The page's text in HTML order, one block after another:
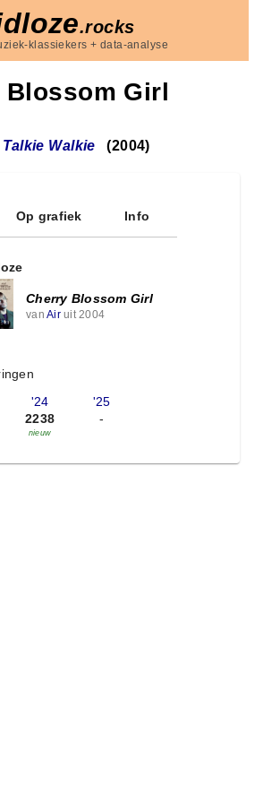
.rocks
klassiekers + data-analyse
Blossom Girl
Talkie Walkie (2004)
Op grafiek Info
Cherry Blossom Girl
van Airuit 2004
'24
2238
nieuw
'25
-